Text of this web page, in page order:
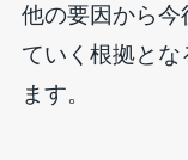
他の要因から今
ていく根拠とな
ます。